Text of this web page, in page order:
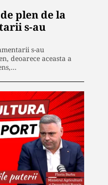
plen de la
s-au
s-au
deoarece aceasta a